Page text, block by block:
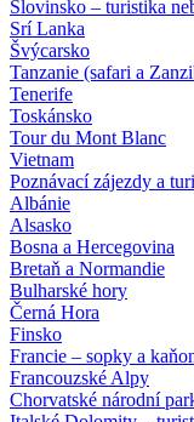
Slovinsko – turistika
Srí Lanka
Švýcarsko
Tanzanie (safari a
Tenerife
Toskánsko
Tour du Mont Blanc
Vietnam
Poznávací zájezdy a
Albánie
Alsasko
Bosna a Hercegovina
Bretaň a Normandie
Bulharské hory
Černá Hora
Finsko
Francie – sopky a
Francouzské Alpy
Chorvatské národní